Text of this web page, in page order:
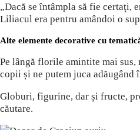
„Dacă se întâmpla să fie certaţi,
Liliacul era pentru amândoi o
Alte elemente decorative cu
Pe lângă florile amintite mai sus,
copii și ne putem juca
Globuri, figurine, dar și fructe,
căutare.